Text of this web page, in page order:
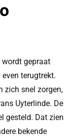
wordt gepraat
terugtrekt.
zich snel zorgen,
Uyterlinde. De
gesteld. Dat zien
bekende